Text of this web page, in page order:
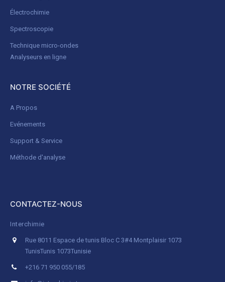
Électrochimie
Spectroscopie
Technique micro-ondes
Analyseurs en ligne
NOTRE SOCIÉTÉ
A Propos
Evénements
Support & Service
Méthode d'analyse
CONTACTEZ-NOUS
Interchimie
Rue 8011 Espace de tunis Bloc C 3#4 Montplaisir 1073
TunisTunis 1073Tunisie
+216 71 950 055/185